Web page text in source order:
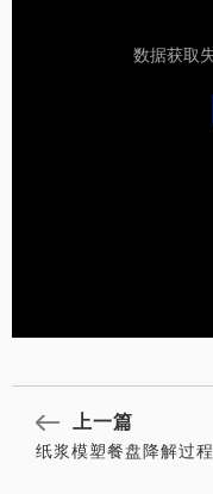
上一篇
纸浆模塑餐盘降解过程